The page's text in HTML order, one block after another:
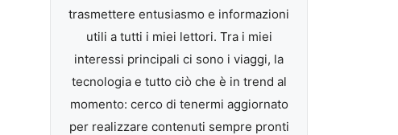
trasmettere entusiasmo e informazioni
utili a tutti i miei lettori. Tra i miei
interessi principali ci sono i viaggi, la
tecnologia e tutto ciò che è in trend al
momento: cerco di tenermi aggiornato
per realizzare contenuti sempre pronti